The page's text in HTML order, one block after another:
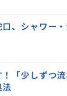
、シャワー
「少しずつ